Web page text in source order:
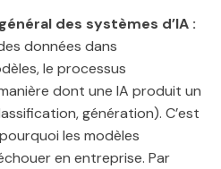
des systèmes d’IA :
données dans
le processus
dont une IA produit un
génération). C’est
les modèles
en entreprise. Par